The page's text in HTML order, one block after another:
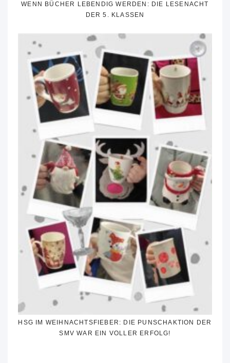
WENN BÜCHER LEBENDIG WERDEN: DIE LESENACHT
DER 5. KLASSEN
HSG IM WEIHNACHTSFIEBER: DIE PUNSCHAKTION DER
SMV WAR EIN VOLLER ERFOLG!